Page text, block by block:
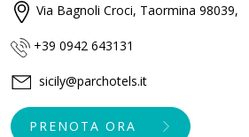
Via Bagnoli Croci, Taormina 98039,
+39 0942 643131
sicily@parchotels.it
PRENOTA ORA